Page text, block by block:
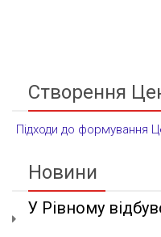
Створення
Підходи до формування
Новини
У Рівному